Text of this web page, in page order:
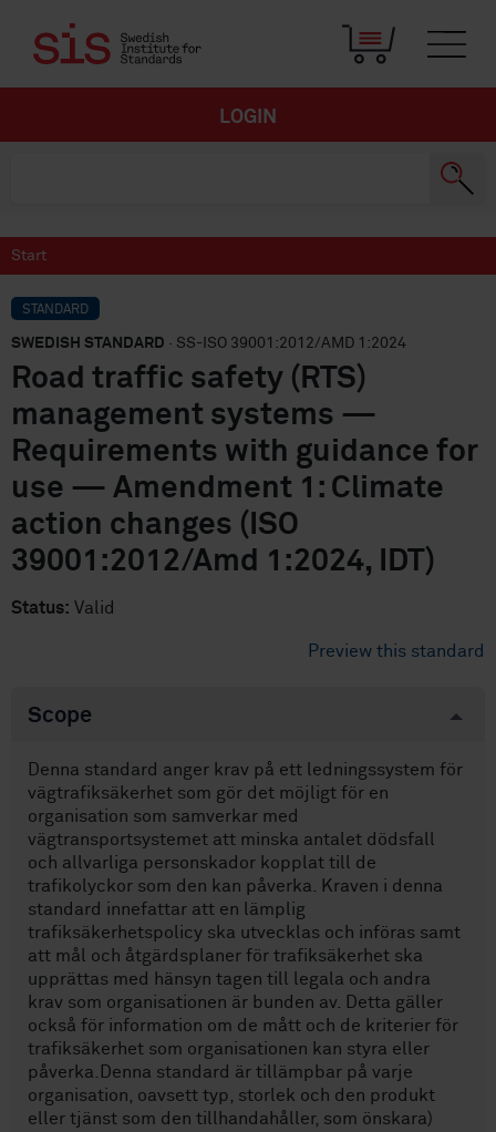
LOGIN
Start
STANDARD
SWEDISH STANDARD · SS-ISO 39001:2012/AMD 1:2024
Road traffic safety (RTS)
management systems —
Requirements with guidance for
use — Amendment 1: Climate
action changes (ISO
39001:2012/Amd 1:2024, IDT)
Status: Valid
Preview this standard
Scope
Denna standard anger krav på ett ledningssystem för
vägtrafiksäkerhet som gör det möjligt för en
organisation som samverkar med
vägtransportsystemet att minska antalet dödsfall
och allvarliga personskador kopplat till de
trafikolyckor som den kan påverka. Kraven i denna
standard innefattar att en lämplig
trafiksäkerhetspolicy ska utvecklas och införas samt
att mål och åtgärdsplaner för trafiksäkerhet ska
upprättas med hänsyn tagen till legala och andra
krav som organisationen är bunden av. Detta gäller
också för information om de mått och de kriterier för
trafiksäkerhet som organisationen kan styra eller
påverka.Denna standard är tillämpbar på varje
organisation, oavsett typ, storlek och den produkt
eller tjänst som den tillhandahåller, som önskara)